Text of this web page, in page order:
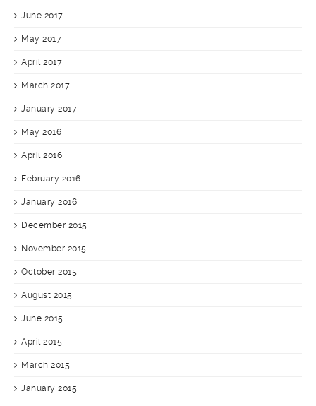
June 2017
May 2017
April 2017
March 2017
January 2017
May 2016
April 2016
February 2016
January 2016
December 2015
November 2015
October 2015
August 2015
June 2015
April 2015
March 2015
January 2015